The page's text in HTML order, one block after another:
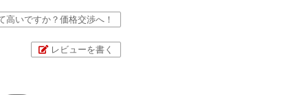
高いですか？価格交渉へ！
レビューを書く